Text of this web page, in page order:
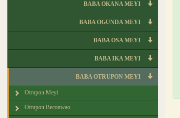
BABA OKANA MEYI
BABA OGUNDA MEYI
BABA OSA MEYI
BABA IKA MEYI
BABA OTRUPON MEYI
Otrupon Meyi
Otrupon Beconwao